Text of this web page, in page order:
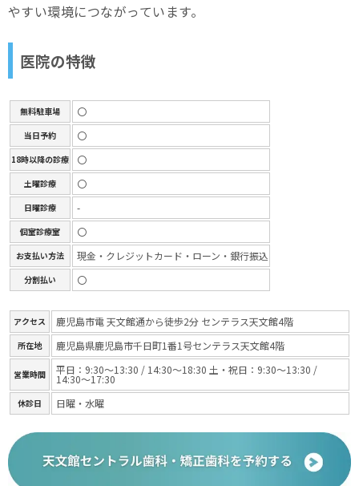
やすい環境につながっています。
医院の特徴
無料駐車場 〇
当日予約 〇
18時以降の診療 〇
土曜診療 〇
日曜診療 -
個室診療室 〇
お支払い方法 現金・クレジットカード・ローン・銀行振込
分割払い 〇
アクセス 鹿児島市電 天文館通から徒歩2分 センテラス天文館4階
所在地 鹿児島県鹿児島市千日町1番1号センテラス天文館4階
営業時間 平日：9:30〜13:30 / 14:30〜18:30 土・祝日：9:30〜13:30 /
14:30〜17:30
休診日 日曜・水曜